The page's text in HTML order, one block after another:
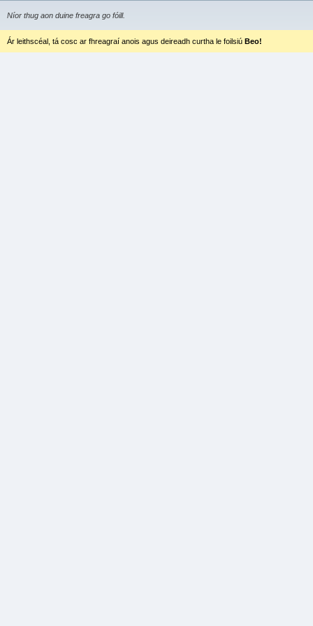
Níor thug aon duine freagra go fóill.
Ár leithscéal, tá cosc ar fhreagraí anois agus deireadh curtha le foilsiú Beo!